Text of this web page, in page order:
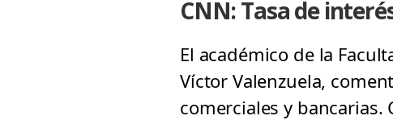
CNN: Tasa de
El académico de la
Víctor Valenzuela,
comerciales y